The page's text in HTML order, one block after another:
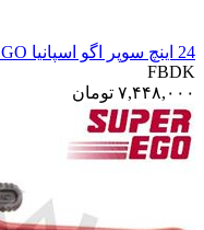
24 اینچ سوپر اگو اسپانیا Super EGO
FBDK
۷,۴۴۸,۰۰۰ تومان